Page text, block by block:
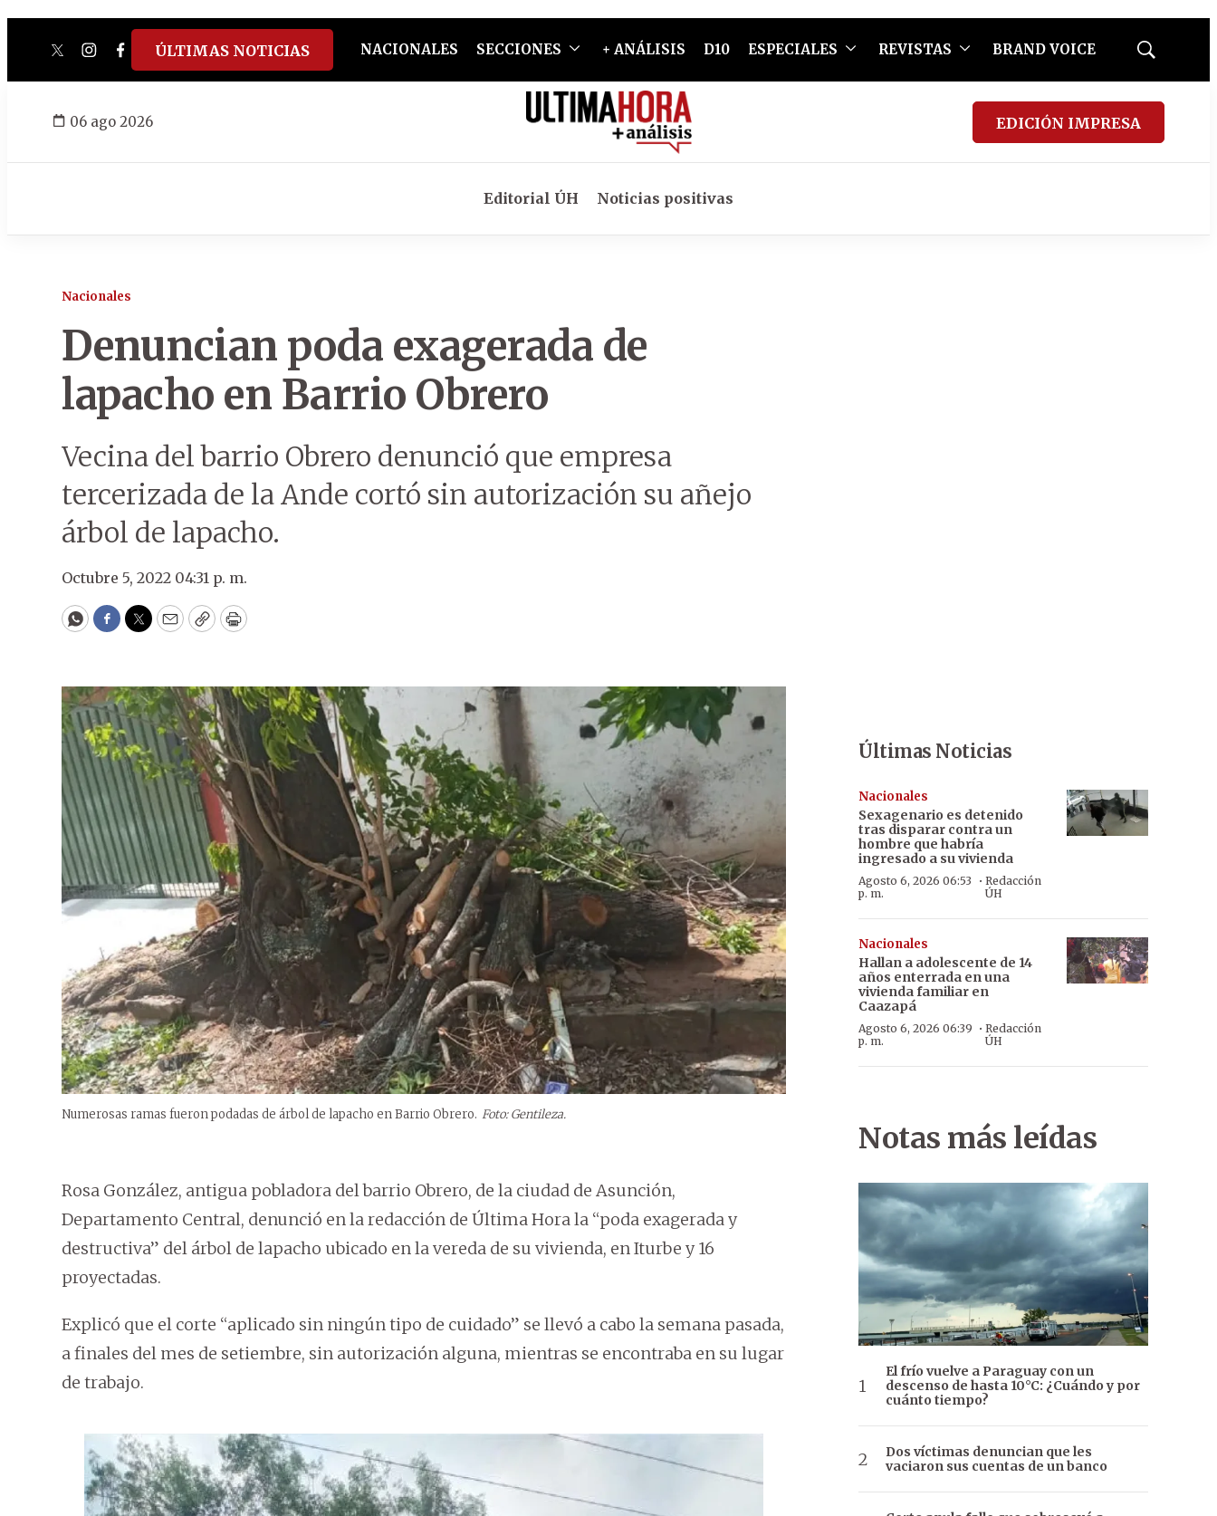
twitterinstagram
facebook
tiktokyoutube
spotify
ÚLTIMAS NOTICIAS NACIONALES SECCIONES + ANÁLISIS D10 ESPECIALES REVISTAS BRAND VOICE
Mostrar
06 ago 2026 EDICIÓN IMPRESA
Editorial ÚH Noticias positivas
Nacionales
Denuncian poda exagerada de
lapacho en Barrio Obrero
Vecina del barrio Obrero denunció que empresa
tercerizada de la Ande cortó sin autorización su añejo
árbol de lapacho.
Octubre 5, 2022 04:31 p. m.
WhatsApp
Facebook
Twitter
EmailCopyPrint
Numerosas ramas fueron podadas de árbol de lapacho en Barrio Obrero. Foto: Gentileza.
Rosa González, antigua pobladora del barrio Obrero, de la ciudad de Asunción,
Departamento Central, denunció en la redacción de Última Hora la “poda exagerada y
destructiva” del árbol de lapacho ubicado en la vereda de su vivienda, en Iturbe y 16
proyectadas.
Explicó que el corte “aplicado sin ningún tipo de cuidado” se llevó a cabo la semana pasada,
a finales del mes de setiembre, sin autorización alguna, mientras se encontraba en su lugar
de trabajo.
Últimas Noticias
Nacionales
Sexagenario es detenido
tras disparar contra un
hombre que habría
ingresado a su vivienda
Agosto 6, 2026 06:53
p. m.
· Redacción
ÚH
Nacionales
Hallan a adolescente de 14
años enterrada en una
vivienda familiar en
Caazapá
Agosto 6, 2026 06:39
p. m.
·Redacción
ÚH
Notas más leídas
El frío vuelve a Paraguay con un
descenso de hasta 10°C: ¿Cuándo y por
cuánto tiempo?
Dos víctimas denuncian que les
vaciaron sus cuentas de un banco